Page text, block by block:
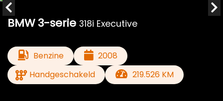
BMW 3-serie 318i Executive
Benzine
2008
Handgeschakeld
219.526 KM